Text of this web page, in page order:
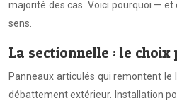
majorité des cas. Voici pourquoi —
sens.
La sectionnelle : le
Panneaux articulés qui remontent le
débattement extérieur. Installation